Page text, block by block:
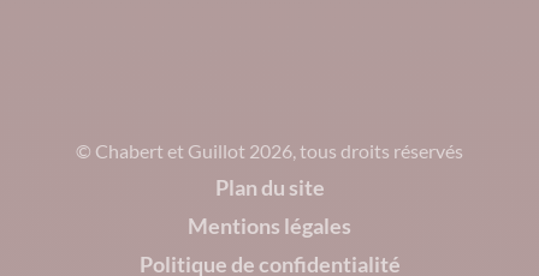
© Chabert et Guillot 2026, tous droits réservés
Plan du site
Mentions légales
Politique de confidentialité